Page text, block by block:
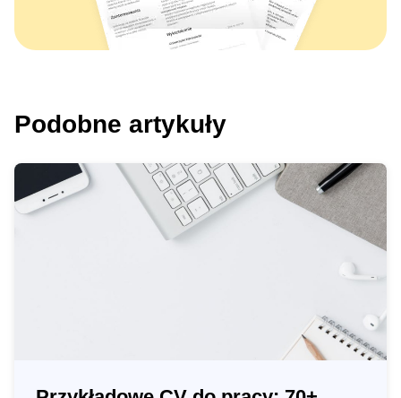
Podobne artykuły